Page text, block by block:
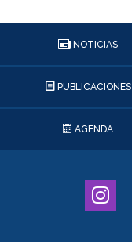
NOTICIAS
PUBLICACIONES
AGENDA